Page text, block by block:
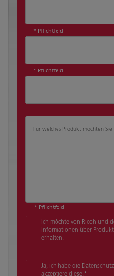
* Pflichtfeld
* Pflichtfeld
Für welches Produkt möchten
* Pflichtfeld
Ich möchte von Ricoh und
Informationen über
erhalten.
Ja, ich habe die
akzeptiere diese.*